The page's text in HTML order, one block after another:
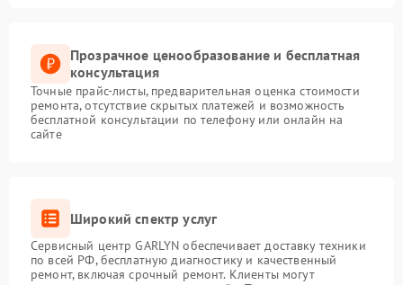
Прозрачное ценообразование и бесплатная
консультация
Точные прайс-листы, предварительная оценка стоимости
ремонта, отсутствие скрытых платежей и возможность
бесплатной консультации по телефону или онлайн на
сайте
Широкий спектр услуг
Сервисный центр GARLYN обеспечивает доставку техники
по всей РФ, бесплатную диагностику и качественный
ремонт, включая срочный ремонт. Клиенты могут